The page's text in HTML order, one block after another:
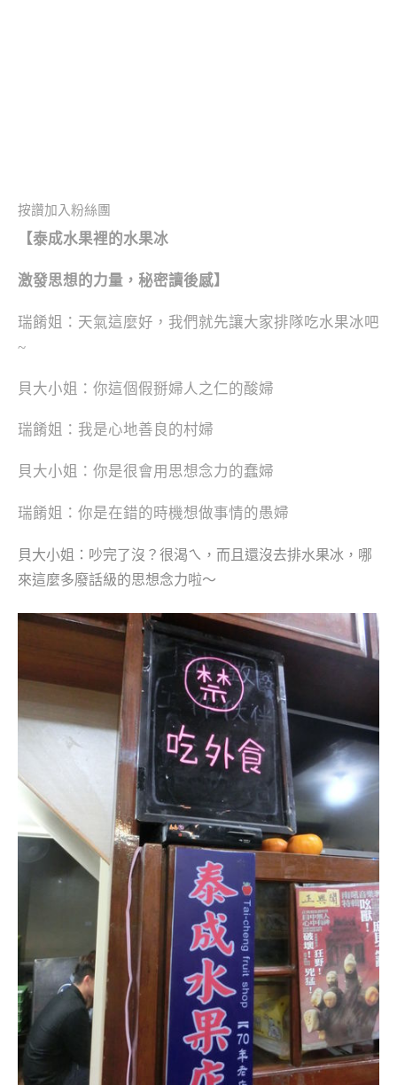
按讚加入粉絲團
【泰成水果裡的水果冰
激發思想的力量，秘密讀後感】
瑞餚姐：天氣這麼好，我們就先讓大家排隊吃水果冰吧
~
貝大小姐：你這個假掰婦人之仁的酸婦
瑞餚姐：我是心地善良的村婦
貝大小姐：你是很會用思想念力的蠢婦
瑞餚姐：你是在錯的時機想做事情的愚婦
貝大小姐：吵完了沒？很渴ㄟ，而且還沒去排水果冰，哪
來這麼多廢話級的思想念力啦～